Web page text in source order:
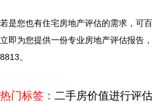
若是您也有住宅房地产评估的需求，可百
立即为您提供一份专业房地产评估报告
8813。
热门标签： 二手房价值进行评